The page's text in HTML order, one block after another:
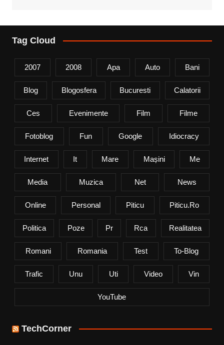
Tag Cloud
2007 2008 Apa Auto Bani
Blog Blogosfera Bucuresti Calatorii
Ces Evenimente Film Filme
Fotoblog Fun Google Idiocracy
Internet It Mare Mașini Me
Media Muzica Net News
Online Personal Piticu Piticu.ro
Politica Poze Pr Rca Realitatea
Romani Romania Test To-Blog
Trafic Unu Uti Video Vin
YouTube
TechCorner